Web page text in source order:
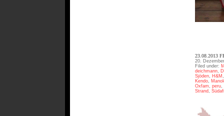
23.08.2013
20.
Filed under:
deichmann
Sjöden
H&M
Kendo
Oxfam
peru
Strand